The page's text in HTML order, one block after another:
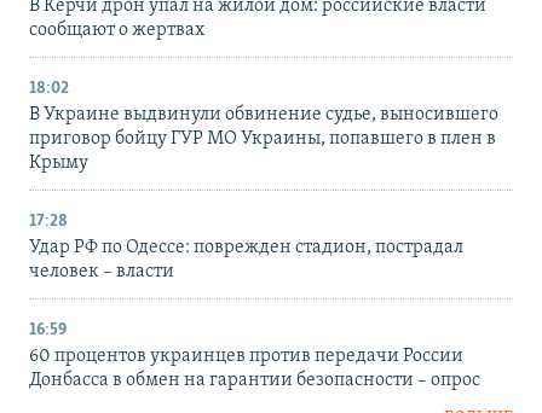
В Керчи дрон упал на жилой дом: российские власти
сообщают о жертвах
18:02
В Украине выдвинули обвинение судье, выносившего
приговор бойцу ГУР МО Украины, попавшего в плен в
Крыму
17:28
Удар РФ по Одессе: поврежден стадион, пострадал
человек – власти
16:59
60 процентов украинцев против передачи России
Донбасса в обмен на гарантии безопасности – опрос